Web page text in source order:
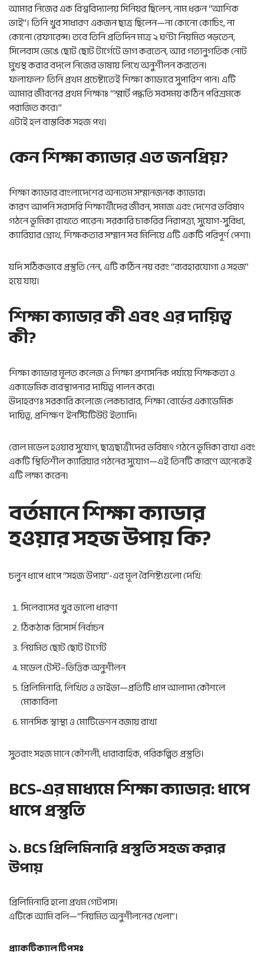
আমার নিজের এক বিশ্ববিদ্যালয় সিনিয়র ছিলেন, নাম ধরুন “আশিক
ভাই”। তিনি খুব সাধারণ একজন ছাত্র ছিলেন—না কোনো কোচিং, না
কোনো রেফারেন্স। তবে তিনি প্রতিদিন মাত্র ২ ঘণ্টা নিয়মিত পড়তেন,
সিলেবাস ভেঙে ছোট ছোট টার্গেটে ভাগ করতেন, আর গতানুগতিক নোট
মুখস্থ করার বদলে নিজের ভাষায় লিখে অনুশীলন করতেন।
ফলাফল? তিনি প্রথম প্রচেষ্টাতেই শিক্ষা ক্যাডারে সুপারিশ পান। এটি
আমার জীবনের প্রথম শিক্ষাঃ “স্মার্ট পদ্ধতি সবসময় কঠিন পরিশ্রমকে
পরাজিত করে।”
এটাই হল বাস্তবিক সহজ পথ।
কেন শিক্ষা ক্যাডার এত জনপ্রিয়?
শিক্ষা ক্যাডার বাংলাদেশের অন্যতম সম্মানজনক ক্যাডার।
কারণ আপনি সরাসরি শিক্ষার্থীদের জীবন, সমাজ এবং দেশের ভবিষ্যৎ
গঠনে ভূমিকা রাখতে পারেন। সরকারি চাকরির নিরাপত্তা, সুযোগ-সুবিধা,
ক্যারিয়ার গ্রোথ, শিক্ষকতার সম্মান সব মিলিয়ে এটি একটি পরিপূর্ণ পেশা।
যদি সঠিকভাবে প্রস্তুতি নেন, এটি কঠিন নয় বরং “ব্যবহারযোগ্য ও সহজ”
হয়ে যায়।
শিক্ষা ক্যাডার কী এবং এর দায়িত্ব
কী?
শিক্ষা ক্যাডার মূলত কলেজ ও শিক্ষা প্রশাসনিক পর্যায়ে শিক্ষকতা ও
একাডেমিক ব্যবস্থাপনার দায়িত্ব পালন করে।
উদাহরণঃ সরকারি কলেজে লেকচারার, শিক্ষা বোর্ডের একাডেমিক
দায়িত্ব, প্রশিক্ষণ ইনস্টিটিউট ইত্যাদি।
রোল মডেল হওয়ার সুযোগ, ছাত্রছাত্রীদের ভবিষ্যৎ গঠনে ভূমিকা রাখা এবং
একটি স্থিতিশীল ক্যারিয়ার গঠনের সুযোগ—এই তিনটি কারণে অনেকেই
এটি লক্ষ্য করেন।
বর্তমানে শিক্ষা ক্যাডার
হওয়ার সহজ উপায় কি?
চলুন ধাপে ধাপে “সহজ উপায়”-এর মূল বৈশিষ্ট্যগুলো দেখি:
সিলেবাসের খুব ভালো ধারণা
ঠিকঠাক রিসোর্স নির্বাচন
নিয়মিত ছোট ছোট টার্গেট
মডেল টেস্ট–ভিত্তিক অনুশীলন
প্রিলিমিনারি, লিখিত ও ভাইভা—প্রতিটি ধাপ আলাদা কৌশলে
মোকাবিলা
মানসিক স্বাস্থ্য ও মোটিভেশন বজায় রাখা
সুতরাং সহজ মানে কৌশলী, ধারাবাহিক, পরিকল্পিত প্রস্তুতি।
BCS-এর মাধ্যমে শিক্ষা ক্যাডার: ধাপে
ধাপে প্রস্তুতি
১. BCS প্রিলিমিনারি প্রস্তুতি সহজ করার
উপায়
প্রিলিমিনারি হলো প্রথম গেটপাস।
এটিকে আমি বলি—“নিয়মিত অনুশীলনের খেলা”।
প্র্যাকটিক্যাল টিপসঃ